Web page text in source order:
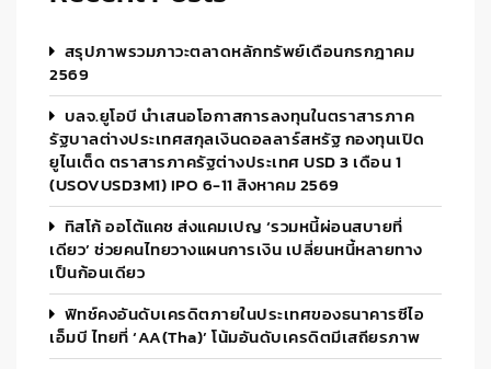
สรุปภาพรวมภาวะตลาดหลักทรัพย์เดือนกรกฎาคม
2569
บลจ.ยูโอบี นำเสนอโอกาสการลงทุนในตราสารภาค
รัฐบาลต่างประเทศสกุลเงินดอลลาร์สหรัฐ กองทุนเปิด
ยูไนเต็ด ตราสารภาครัฐต่างประเทศ USD 3 เดือน 1
(USOVUSD3M1) IPO 6-11 สิงหาคม 2569
ทิสโก้ ออโต้แคช ส่งแคมเปญ ‘รวมหนี้ผ่อนสบายที่
เดียว’ ช่วยคนไทยวางแผนการเงิน เปลี่ยนหนี้หลายทาง
เป็นก้อนเดียว
ฟิทช์คงอันดับเครดิตภายในประเทศของธนาคารซีไอ
เอ็มบี ไทยที่ ‘AA(tha)’ โน้มอันดับเครดิตมีเสถียรภาพ